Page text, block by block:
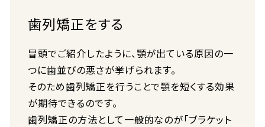
歯列矯正をする
冒頭でご紹介したように、顎が出ている原因の一
つに歯並びの悪さが挙げられます。
そのため歯列矯正を行うことで顎を短くする効果
が期待できるのです。
歯列矯正の方法として一般的なのが「ブラケット